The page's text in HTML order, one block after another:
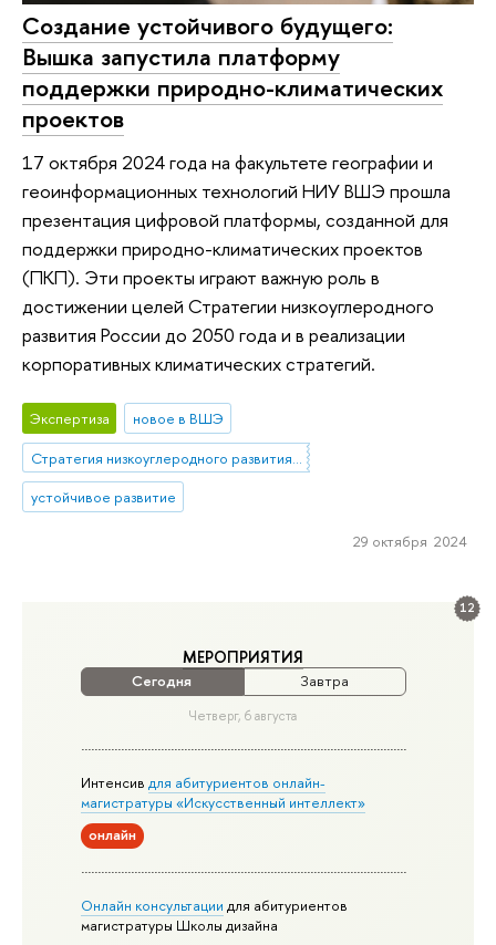
12
МЕРОПРИЯТИЯ
Сегодня Завтра
Четверг, 6 августа
Интенсив для абитуриентов онлайн-
магистратуры «Искусственный интеллект»
онлайн
Онлайн консультации для абитуриентов
магистратуры Школы дизайна
Создание устойчивого будущего:
Вышка запустила платформу
поддержки природно-климатических
проектов
17 октября 2024 года на факультете географии и
геоинформационных технологий НИУ ВШЭ прошла
презентация цифровой платформы, созданной для
поддержки природно-климатических проектов
(ПКП). Эти проекты играют важную роль в
достижении целей Стратегии низкоуглеродного
развития России до 2050 года и в реализации
корпоративных климатических стратегий.
Экспертиза
новое в ВШЭ
устойчивое развитие
29 октября 2024